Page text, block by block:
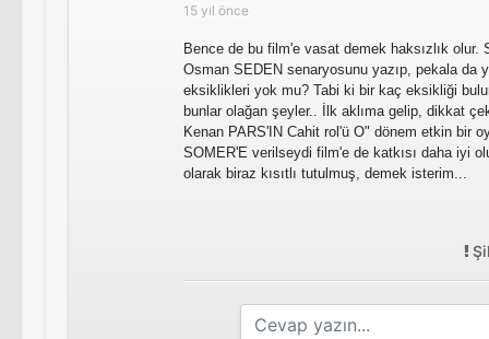
15 yıl önce
Bence de bu film'e vasat demek haksızlık olur.
Osman SEDEN senaryosunu yazıp, pekala da
eksiklikleri yok mu? Tabi ki bir kaç eksikliği
bunlar olağan şeyler.. İlk aklıma gelip, dikkat
Kenan PARS'IN Cahit rol'ü O" dönem etkin bir
SOMER'E verilseydi film'e de katkısı daha iyi
olarak biraz kısıtlı tutulmuş, demek isterim...